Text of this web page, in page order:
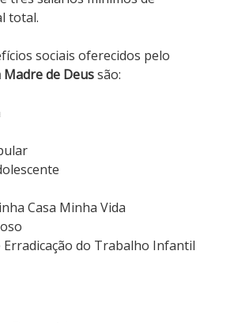
total.
sociais oferecidos pelo
de Deussão:
Casa Minha Vida
Erradicação do Trabalho Infantil